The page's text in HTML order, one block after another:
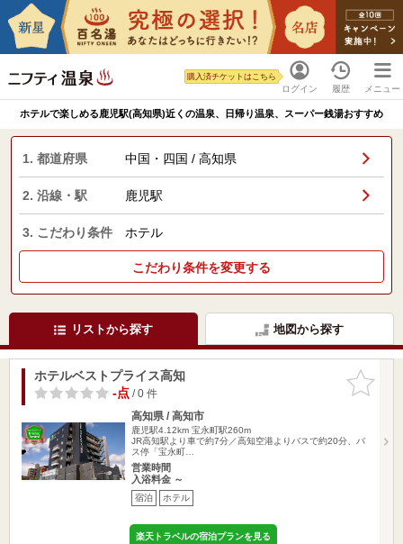
ログイン
購入済チケットはこちら
履歴 メニュー
ホテルで楽しめる鹿児駅(高知県)近くの温泉、日帰り温泉、スーパー銭湯おすすめ
1. 都道府県 中国・四国 / 高知県
2. 沿線・駅 鹿児駅
3. こだわり条件 ホテル
こだわり条件を変更する
リストから探す 地図から探す
お気に入
りに追加
ホテルベストプライス高知
-点/ 0 件
高知県 / 高知市
鹿児駅4.12km 宝永町駅260m
JR高知駅より車で約7分／高知空港よりバスで約20分、バ
ス停「宝永町…
営業時間
入浴料金 ～
宿泊 ホテル
楽天トラベルの宿泊プランを見る